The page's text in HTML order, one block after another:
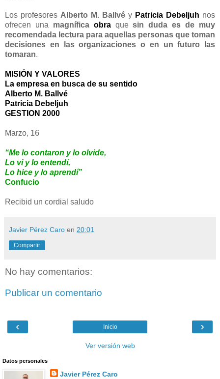
Los profesores Alberto M. Ballvé y Patricia Debeljuh nos
ofrecen una magnífica obra quesin duda es de muy
recomendada lectura para aquellas personas que toman
decisiones en las organizaciones o en un futuro las
tomaran.
MISIÓN Y VALORES
La empresa en busca de su sentido
Alberto M. Ballvé
Patricia Debeljuh
GESTION 2000
Marzo, 16
“Me lo contaron y lo olvide,
Lo vi y lo entendí,
Lo hice y lo aprendí”
Confucio
Recibid un cordial saludo
Javier Pérez Caro en 20:01
Compartir
No hay comentarios:
Publicar un comentario
‹ ›
Inicio
Ver versión web
Datos personales
Javier Pérez Caro